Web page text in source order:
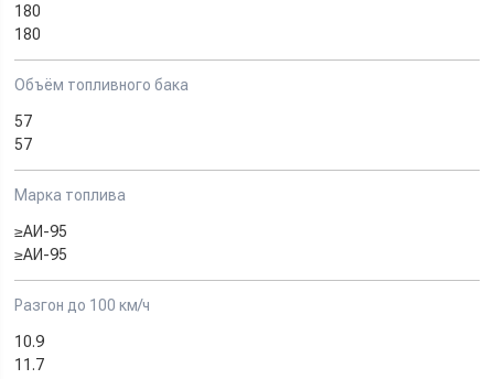
180
180
Объём топливного бака
57
57
Марка топлива
≥АИ-95
≥АИ-95
Разгон до 100 км/ч
10.9
11.7